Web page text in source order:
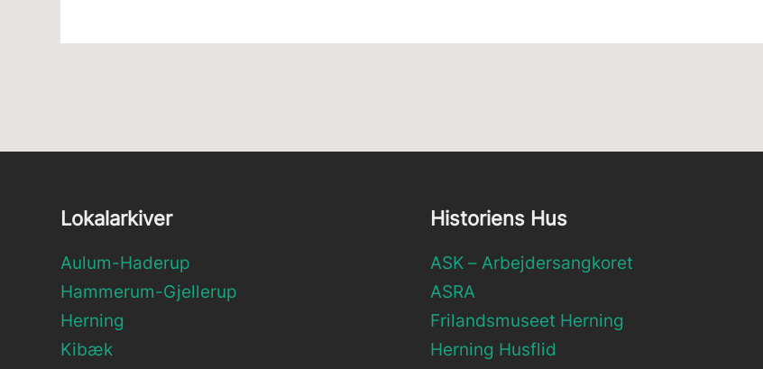
Lokalarkiver
Aulum-Haderup
Hammerum-Gjellerup
Herning
Kibæk
Historiens Hus
ASK – Arbejdersangkoret
ASRA
Frilandsmuseet Herning
Herning Husflid